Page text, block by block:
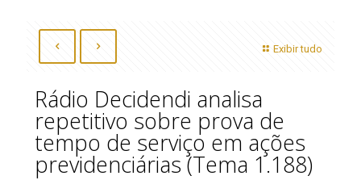
Exibir tudo
Rádio Decidendi analisa
repetitivo sobre prova de
tempo de serviço em ações
previdenciárias (Tema 1.188)